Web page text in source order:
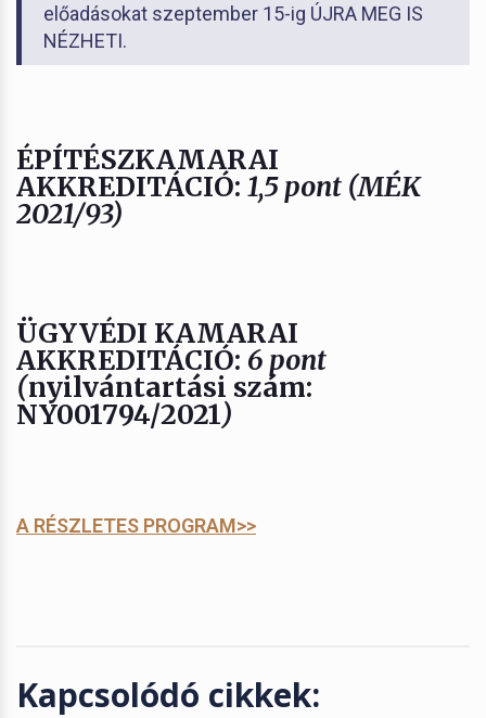
előadásokat szeptember 15-ig ÚJRA MEG IS
NÉZHETI.
ÉPÍTÉSZKAMARAI
AKKREDITÁCIÓ: 1,5 pont (MÉK
2021/93)
ÜGYVÉDI KAMARAI
AKKREDITÁCIÓ: 6 pont
(nyilvántartási szám:
NY001794/2021)
A RÉSZLETES PROGRAM>>
Kapcsolódó cikkek: